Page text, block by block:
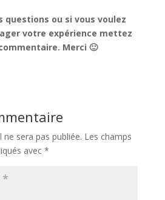
questions ou si vous voulez
votre expérience mettez
Merci 🙂
sera pas publiée. Les champs
avec *